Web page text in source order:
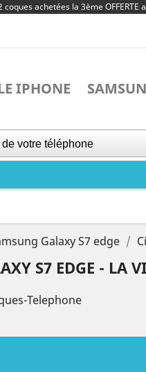
coques achetées la 3ème OFFERTE
IPHONE
Galaxy S7 edge
S7 EDGE - LA
Telephone